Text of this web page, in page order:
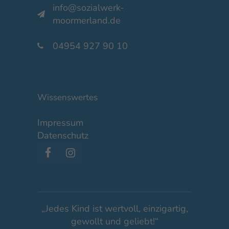
info@sozialwerk-
moormerland.de
04954 927 90 10
Wissenswertes
Impressum
Datenschutz
„Jedes Kind ist wertvoll, einzigartig,
gewollt und geliebt!“